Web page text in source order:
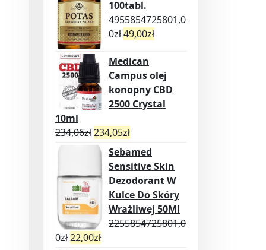
100tabl.
4955854725801,0
0zł49,00zł
Medican
Campus olej
konopny CBD
2500 Crystal
10ml
234,06zł234,05zł
Sebamed
Sensitive Skin
Dezodorant W
Kulce Do Skóry
Wrażliwej 50Ml
2255854725801,0
0zł22,00zł